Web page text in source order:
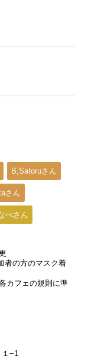
B,Satoruさん
さん
べさん
者の方のマスク着
カフェの規則に準
１−1